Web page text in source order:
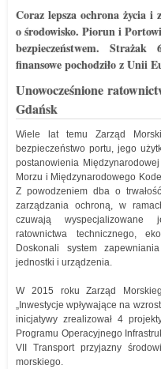
Coraz lepsza ochrona życia
o środowisko. Piorun i
bezpieczeństwem.
finansowe pochodziło z Unii
Unowocześnione
Gdańsk
Wiele lat temu Zarząd
bezpieczeństwo portu, jego
postanowienia
Morzu i Międzynarodowego
Z powodzeniem dba o
zarządzania ochroną, w
czuwają wyspecjalizowane
ratownictwa technicznego,
Doskonali system
jednostki i urządzenia.
W 2015 roku Zarząd
„Inwestycje wpływające na
inicjatywy zrealizował 4
Programu Operacyjnego
VII Transport przyjazny
morskiego.